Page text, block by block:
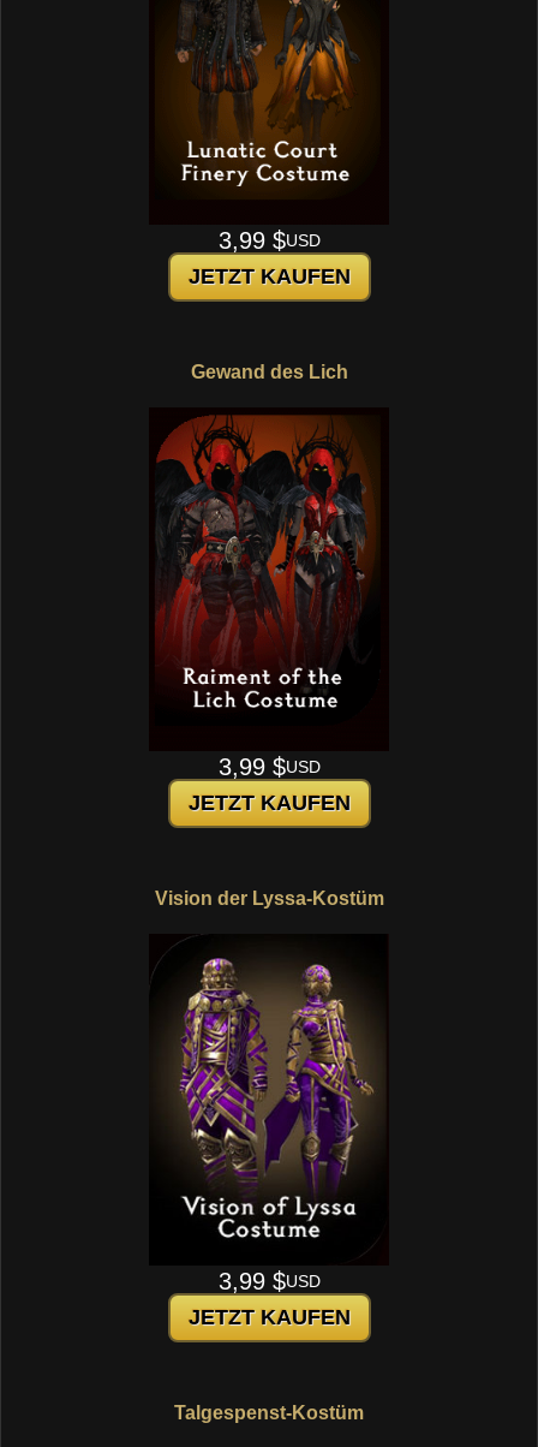
3,99 $USD
JETZT KAUFEN
Gewand des Lich
3,99 $USD
JETZT KAUFEN
Vision der Lyssa-Kostüm
3,99 $USD
JETZT KAUFEN
Talgespenst-Kostüm